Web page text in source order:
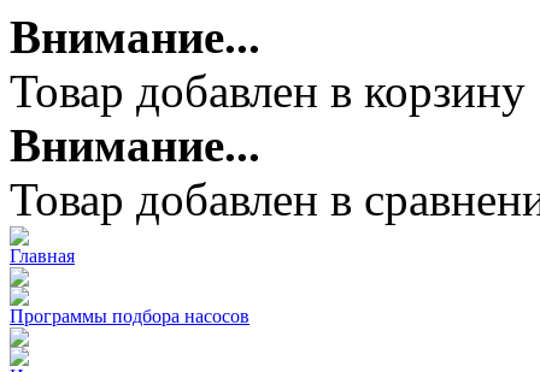
Внимание...
Товар добавлен в корзину
Внимание...
Товар добавлен в
Главная
Программы подбора насосов